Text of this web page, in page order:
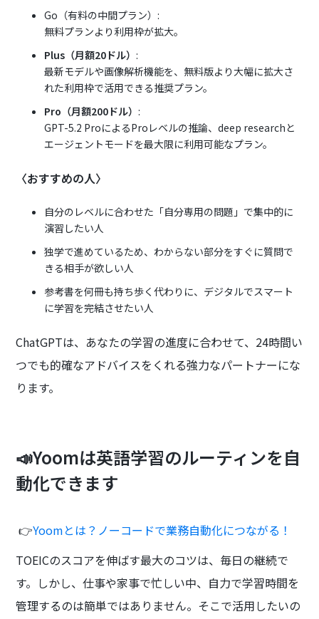
Go（有料の中間プラン）:
無料プランより利用枠が拡大。
Plus（月額20ドル）:
最新モデルや画像解析機能を、無料版より大幅に拡大さ
れた利用枠で活用できる推奨プラン。
Pro（月額200ドル）:
GPT-5.2 ProによるProレベルの推論、deep researchと
エージェントモードを最大限に利用可能なプラン。
〈おすすめの人〉
自分のレベルに合わせた「自分専用の問題」で集中的に
演習したい人
独学で進めているため、わからない部分をすぐに質問で
きる相手が欲しい人
参考書を何冊も持ち歩く代わりに、デジタルでスマート
に学習を完結させたい人
ChatGPTは、あなたの学習の進度に合わせて、24時間い
つでも的確なアドバイスをくれる強力なパートナーにな
ります。
📣Yoomは英語学習のルーティンを自
動化できます
👉Yoomとは？ノーコードで業務自動化につながる！
TOEICのスコアを伸ばす最大のコツは、毎日の継続で
す。しかし、仕事や家事で忙しい中、自力で学習時間を
管理するのは簡単ではありません。そこで活用したいの